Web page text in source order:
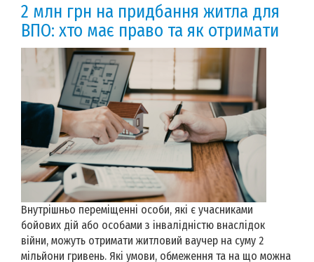
2 млн грн на придбання житла для
ВПО: хто має право та як отримати
Внутрішньо переміщенні особи, які є учасниками
бойових дій або особами з інвалідністю внаслідок
війни, можуть отримати житловий ваучер на суму 2
мільйони гривень. Які умови, обмеження та на що можна